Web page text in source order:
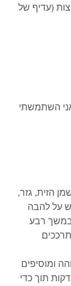
(עדיף של
השתמשתי
הזית, גזר,
על להבה
במשך רבע
ומוסיפים
את השום. מטגנים במשך 2 דקות תוך כדי